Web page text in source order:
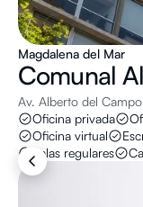
Magdalena del Mar
Comunal
Av. Alberto del
Oficina privada
Oficina virtual
Salas regulares